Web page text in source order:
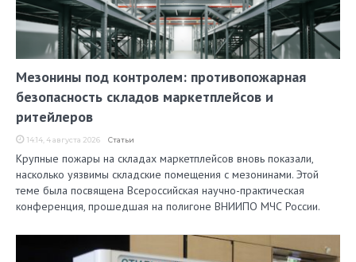
Мезонины под контролем: противопожарная
безопасность складов маркетплейсов и
ритейлеров
14:14, 4 августа 2026 Статьи
Крупные пожары на складах маркетплейсов вновь показали,
насколько уязвимы складские помещения с мезонинами. Этой
теме была посвящена Всероссийская научно-практическая
конференция, прошедшая на полигоне ВНИИПО МЧС России.